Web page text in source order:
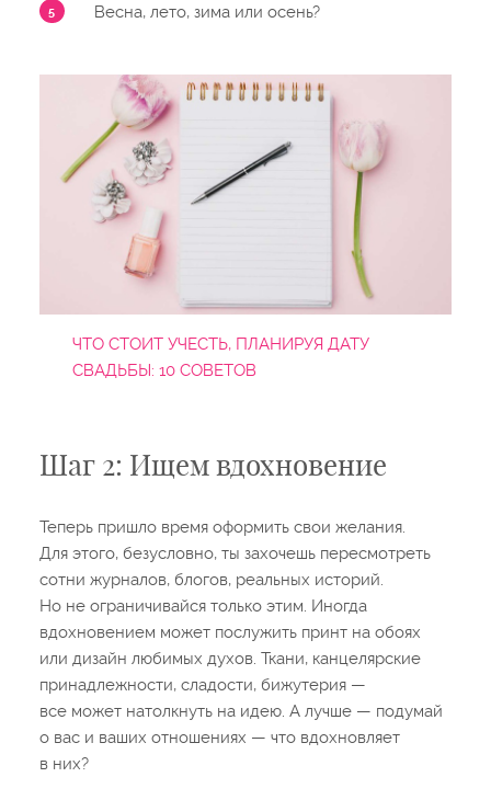
Весна, лето, зима или осень?
ЧТО СТОИТ УЧЕСТЬ, ПЛАНИРУЯ ДАТУ
СВАДЬБЫ: 10 СОВЕТОВ
Шаг 2: Ищем вдохновение
Теперь пришло время оформить свои желания.
Для этого, безусловно, ты захочешь пересмотреть
сотни журналов, блогов, реальных историй.
Но не ограничивайся только этим. Иногда
вдохновением может послужить принт на обоях
или дизайн любимых духов. Ткани, канцелярские
принадлежности, сладости, бижутерия —
все может натолкнуть на идею. А лучше — подумай
о вас и ваших отношениях — что вдохновляет
в них?